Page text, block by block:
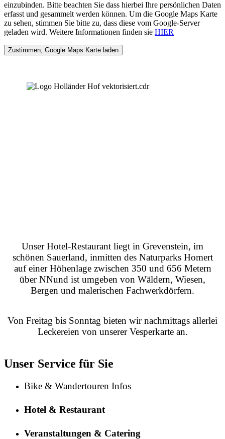
einzubinden. Bitte beachten Sie dass hierbei Ihre persönlichen Daten
erfasst und gesammelt werden können. Um die Google Maps Karte
zu sehen, stimmen Sie bitte zu, dass diese vom Google-Server
geladen wird. Weitere Informationen finden sie HIER
Unser Hotel-Restaurant liegt in Grevenstein, im
schönen Sauerland, inmitten des Naturparks Homert
auf einer Höhenlage zwischen 350 und 656 Metern
über NNund ist umgeben von Wäldern, Wiesen,
Bergen und malerischen Fachwerkdörfern.
Von Freitag bis Sonntag bieten wir nachmittags allerlei
Leckereien von unserer Vesperkarte an.
Unser Service für Sie
Bike & Wandertouren Infos
Hotel & Restaurant
Veranstaltungen & Catering